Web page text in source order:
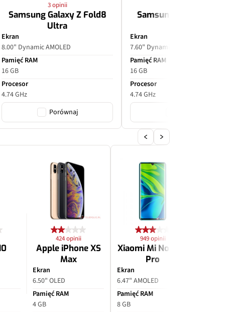
3 opinii
Samsung Galaxy Z Fold8
Ultra
Ekran
8.00" Dynamic AMOLED
Pamięć RAM
16 GB
Procesor
4.74 GHz
Porównaj
Samsung Galaxy Z
Ekran
7.60" Dynamic AMOLED
Pamięć RAM
16 GB
Procesor
4.74 GHz
424 opinii
Apple iPhone XS
Max
Ekran
6.50" OLED
Pamięć RAM
4 GB
949 opinii
Xiaomi Mi Note 10
Pro
Ekran
6.47" AMOLED
Pamięć RAM
8 GB